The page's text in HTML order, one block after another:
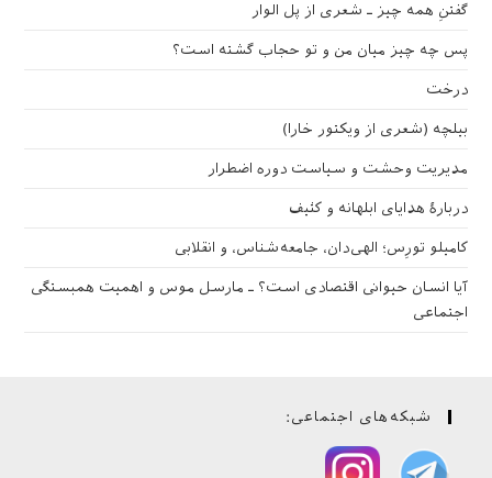
گفتنِ همه چیز ـ شعری از پل الوار
پس چه چیز میان من و تو حجاب گشته است؟
درخت
بیلچه (شعری از ویکتور خارا)
مدیریت وحشت و سیاست دوره اضطرار
دربارهٔ هدایای ابلهانه و کثیف
کامیلو تورِس؛ الهی‌دان، جامعه‌شناس، و انقلابی
آیا انسان حیوانی اقتصادی است؟ ـ مارسل موس و اهمیت همبستگی
اجتماعی
شبکه‌های اجتماعی: